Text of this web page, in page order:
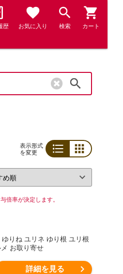
歴 お気に入り 検索 カート
表示形式
を変更
倍率が決定します。
りね ユリネ ゆり根 ユリ根
お取り寄せ
詳細を見る